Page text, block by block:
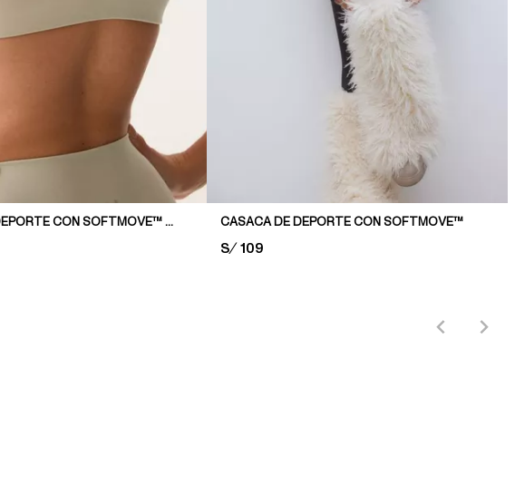
SOSTÉN DE DEPORTE CON SOFTMOVE™ MEDIUM SUPPORT CASACA DE DEPORTE CON SOFTMOVE™
PRICE:
S/ 109